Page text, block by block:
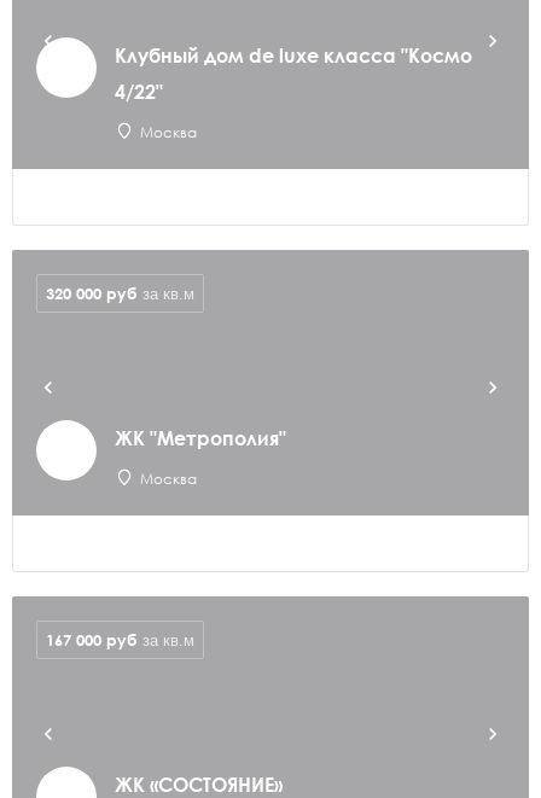
Клубный дом de luxe класса "Космо
4/22"
Москва
ЖК "Метрополия"
Москва
320 000 руб за кв.м
ЖК «СОСТОЯНИЕ»
167 000 руб за кв.м